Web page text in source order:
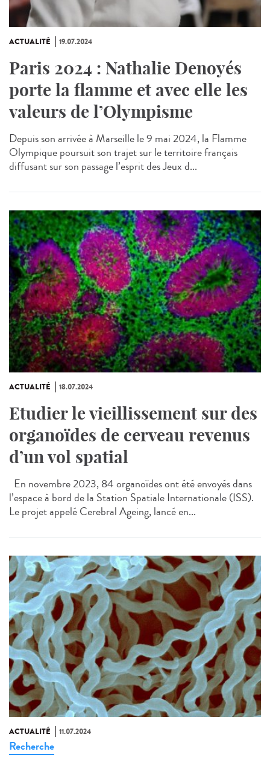
ACTUALITÉ 19.07.2024
Paris 2024 : Nathalie Denoyés
porte la flamme et avec elle les
valeurs de l’Olympisme
Depuis son arrivée à Marseille le 9 mai 2024, la Flamme
Olympique poursuit son trajet sur le territoire français
diffusant sur son passage l’esprit des Jeux d...
ACTUALITÉ 18.07.2024
Etudier le vieillissement sur des
organoïdes de cerveau revenus
d’un vol spatial
En novembre 2023, 84 organoïdes ont été envoyés dans
l’espace à bord de la Station Spatiale Internationale (ISS).
Le projet appelé Cerebral Ageing, lancé en...
ACTUALITÉ 11.07.2024
Recherche